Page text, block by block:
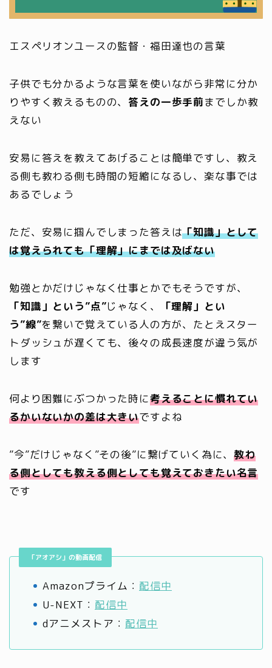
エスペリオンユースの監督・福田達也の言葉
子供でも分かるような言葉を使いながら非常に分か
りやすく教えるものの、 答えの一歩手前までしか教
えない
安易に答えを教えてあげることは簡単ですし、教え
る側も教わる側も時間の短縮になるし、楽な事では
あるでしょう
ただ、安易に掴んでしまった答えは「知識」として
は覚えられても「理解」にまでは及ばない
勉強とかだけじゃなく仕事とかでもそうですが、
「知識」という”点”じゃなく、
「理解」とい
う”線”を繋いで覚えている人の方が、たとえスター
トダッシュが遅くても、後々の成長速度が違う気が
します
何より困難にぶつかった時に考えることに慣れてい
るかいないかの差は大きいですよね
”今”だけじゃなく”その後”に繋げていく為に、教わ
る側としても教える側としても覚えておきたい名言
です
「アオアシ」の動画配信
Amazonプライム： 配信中
U-NEXT： 配信中
dアニメストア： 配信中